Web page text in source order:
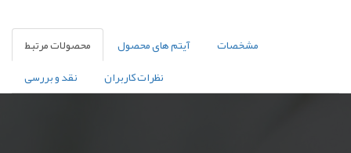
محصولات مرتبط آیتم های محصول
مشخصات
نقد و بررسی
نظرات کاربران